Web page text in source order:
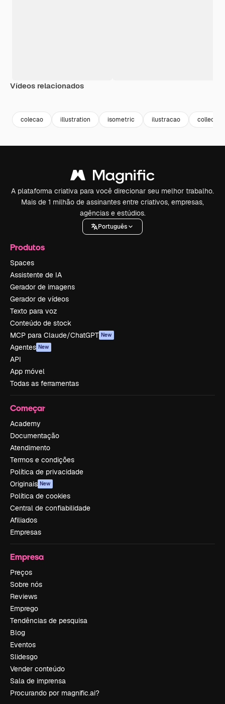
Vídeos relacionados
colecao illustration isometric ilustracao collection
A plataforma criativa para você direcionar seu melhor trabalho.
Mais de 1 milhão de assinantes entre criativos, empresas,
agências e estúdios.
Português
Produtos
Spaces
Assistente de IA
Gerador de imagens
Gerador de vídeos
Texto para voz
Conteúdo de stock
MCP para Claude/ChatGPT New
Agentes New
API
App móvel
Todas as ferramentas
Começar
Academy
Documentação
Atendimento
Termos e condições
Política de privacidade
Originais New
Política de cookies
Central de confiabilidade
Afiliados
Empresas
Empresa
Preços
Sobre nós
Reviews
Emprego
Tendências de pesquisa
Blog
Eventos
Slidesgo
Vender conteúdo
Sala de imprensa
Procurando por magnific.ai?